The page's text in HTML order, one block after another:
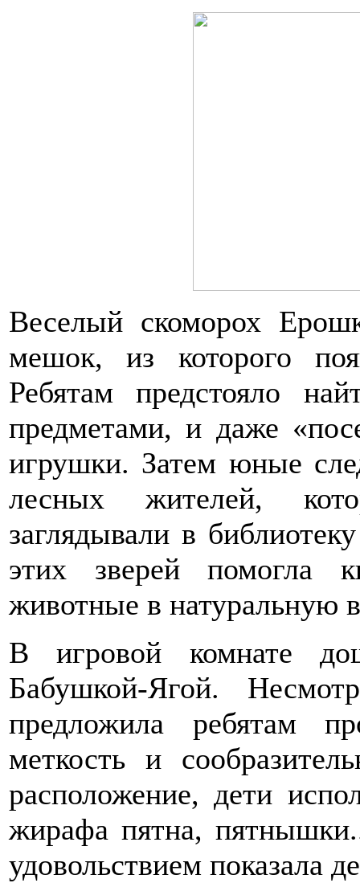
Веселый скоморох
мешок, из которого
Ребятам предстояло
предметами, и даже
игрушки. Затем юные
лесных жителей,
заглядывали в
этих зверей помогла
животные в натуральную
В игровой комнате
Бабушкой-Ягой.
предложила ребятам
меткость и
расположение, дети
жирафа пятна,
удовольствием показала